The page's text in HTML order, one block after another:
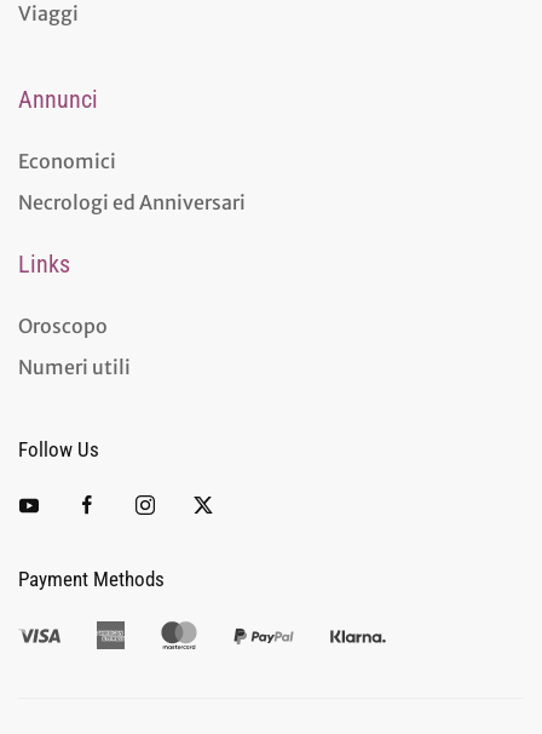
Viaggi
Annunci
Economici
Necrologi ed Anniversari
Links
Oroscopo
Numeri utili
Follow Us
Payment Methods